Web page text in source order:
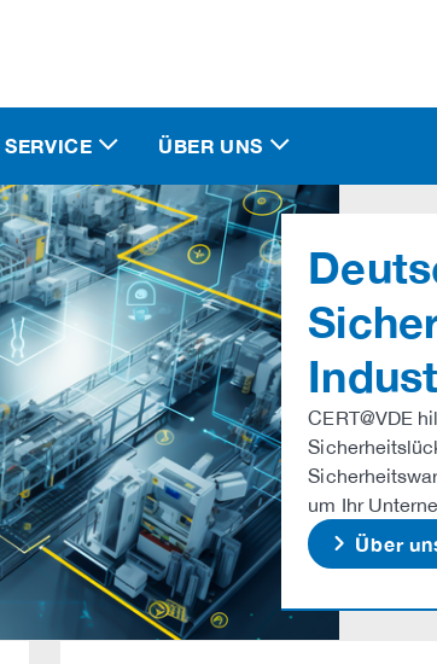
SERVICE ÜBER UNS
CERT@VDE
um Ihr
Über